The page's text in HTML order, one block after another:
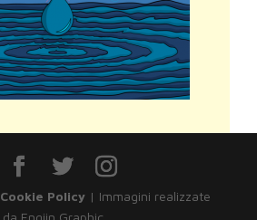
Cookie Policy| Immagini realizzate
da Engiin Graphic